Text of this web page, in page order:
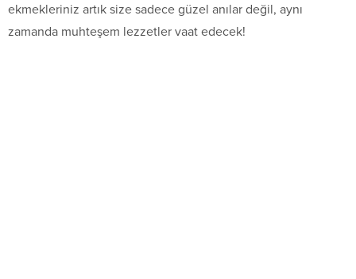
ekmekleriniz artık size sadece güzel anılar değil, aynı
zamanda muhteşem lezzetler vaat edecek!